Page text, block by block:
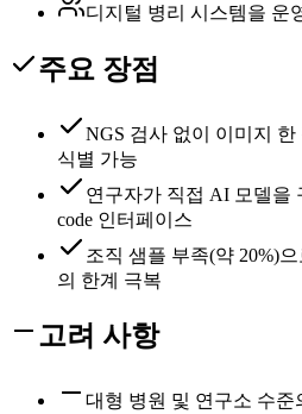
디지털 병리 시스템을 운
주요 장점
NGS 검사 없이 이미지
식별 가능
연구자가 직접 AI 모델을
code 인터페이스
조직 샘플 부족(약 20%)
의 한계 극복
고려 사항
대형 병원 및 연구소 수